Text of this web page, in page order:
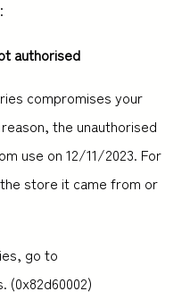
authorised
compromises your
the unauthorised
use on 12/11/2023. For
store it came from or
go to